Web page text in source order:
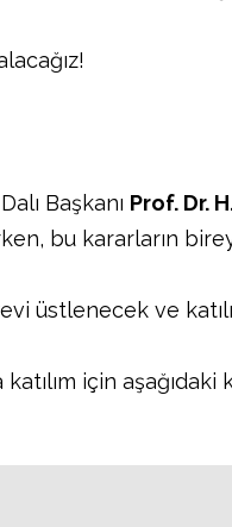
Başkanı Prof. Dr.
bu kararların
üstlenecek ve
için aşağıdaki